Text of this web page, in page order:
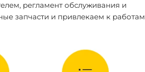
регламент обслуживания и
запчасти и привлекаем к работам